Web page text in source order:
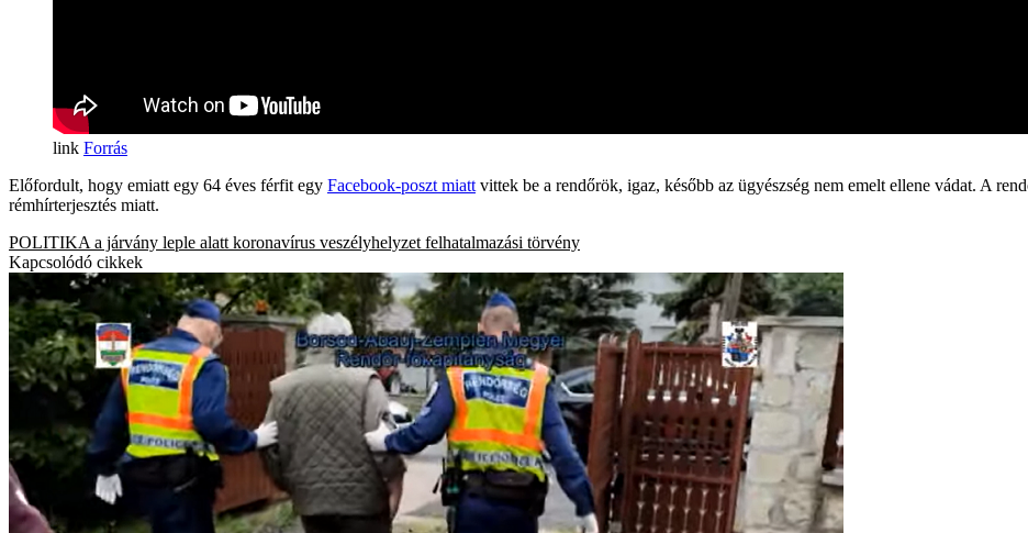
Forrás
Előfordult, hogy emiatt egy 64 éves férfit egy Facebook-poszt miatt vittek be a rendőrök, igaz, később az ügyészség nem emelt ellene vádat. A
rémhírterjesztés miatt.
POLITIKA a járvány leple alatt koronavírus veszélyhelyzet felhatalmazási törvény
Kapcsolódó cikkek